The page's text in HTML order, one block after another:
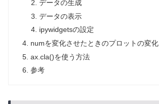
データの生成
データの表示
ipywidgetsの設定
numを変化させたときのプロットの変化
ax.cla()を使う方法
参考